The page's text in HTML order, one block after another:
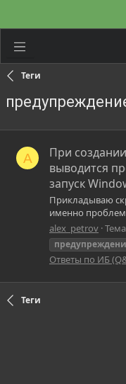
Теги
A
При
выводится
запуск
Прикладываю
именно
alex_petrov Тема
Ответы по ИБ
Теги